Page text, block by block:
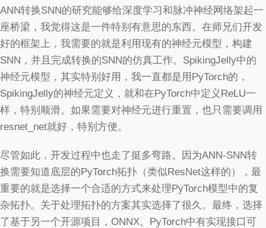
ANN转换SNN的研究能够给深度学习和脉冲神经网络架起一
座桥梁，我觉得这是一件特别有意思的东西。在师兄们开发
好的框架上，我需要的就是利用现有的神经元模型，构建
SNN，并且完成转换的SNN的仿真工作。SpikingJelly中的
神经元模型，其实特别好用，我一直都是用PyTorch的，
SpikingJelly的神经元定义，就和在PyTorch中定义ReLU一
样，特别顺滑。如果需要对神经元进行重置，也只需要调用
resnet_net就好，特别方便。
尽管如此，开发过程中也走了挺多弯路。因为ANN-SNN转
换需要知道底层的PyTorch拓扑（类似ResNet这样的），最
重要的就是选择一个合适的方式来处理PyTorch模型中的复
杂拓扑。关于处理拓扑的方案其实选择了很久。最终，选择
了基于另一个开源项目，ONNX。PyTorch中有实现接口可